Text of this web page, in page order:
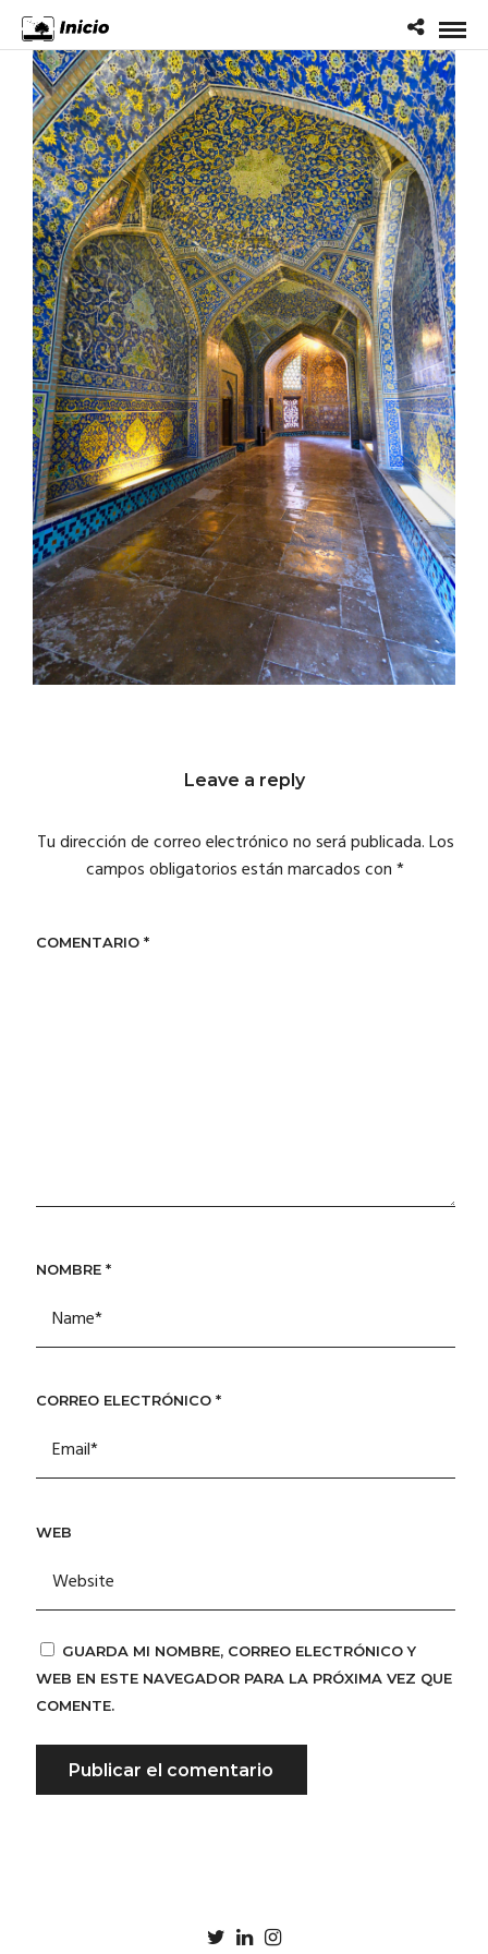
Leave a reply
Tu dirección de correo electrónico no será publicada.Los
campos obligatorios están marcados con*
COMENTARIO *
NOMBRE *
CORREO ELECTRÓNICO *
WEB
GUARDA MI NOMBRE, CORREO ELECTRÓNICO Y
WEB EN ESTE NAVEGADOR PARA LA PRÓXIMA VEZ QUE
COMENTE.